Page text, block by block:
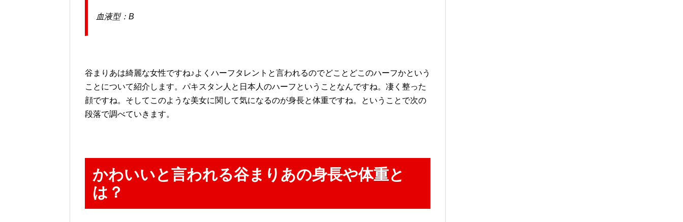
血液型：B
谷まりあは綺麗な女性ですね♪よくハーフタレントと言われるのでどことどこのハーフかという
ことについて紹介します。パキスタン人と日本人のハーフということなんですね。凄く整った
顔ですね。そしてこのような美女に関して気になるのが身長と体重ですね。ということで次の
段落で調べていきます。
かわいいと言われる谷まりあの身長や体重と
は？